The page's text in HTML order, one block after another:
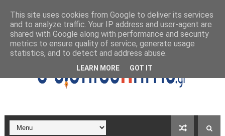
This site uses cookies from Google to deliver its services
and to analyze traffic. Your IP address and user-agent are
shared with Google along with performance and security
metrics to ensure quality of service, generate usage
statistics, and to detect and address abuse.
LEARN MORE GOT IT